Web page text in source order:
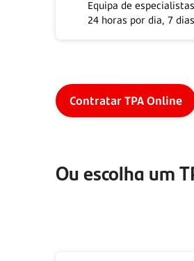
Equipa de
24 horas por dia, 7 dias
Contratar TPA Online
Ou escolha um